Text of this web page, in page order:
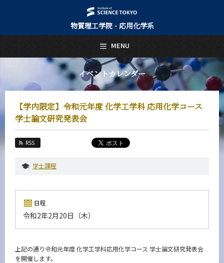
物質理工学院 - 応用化学系
イベントカレンダー
【学内限定】令和元年度 化学工学科 応用化学コース
学士論文研究発表会
RSS
学士課程
日程
令和2年2月20日（木）
上記の通り令和元年度 化学工学科応用化学コース 学士論文研究発表会
を開催します。
MENU
日本語 English
トップページ
Top Page
応用化学系について
About Us
教育
Education
教員・研究室
Faculty and Laboratories
未来
Admissions
News
イベントカレンダー
Event Calendar